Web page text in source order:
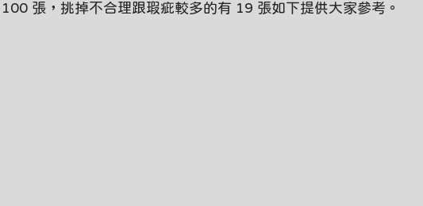
張，挑掉不合理跟瑕疵較多的有 19 張如下提供大家參考。